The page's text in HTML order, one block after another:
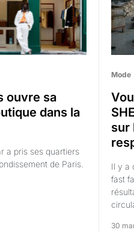
ouvre sa
dans la
a pris ses quartiers
de Paris.
Mode
sur
Il y a
fast
30